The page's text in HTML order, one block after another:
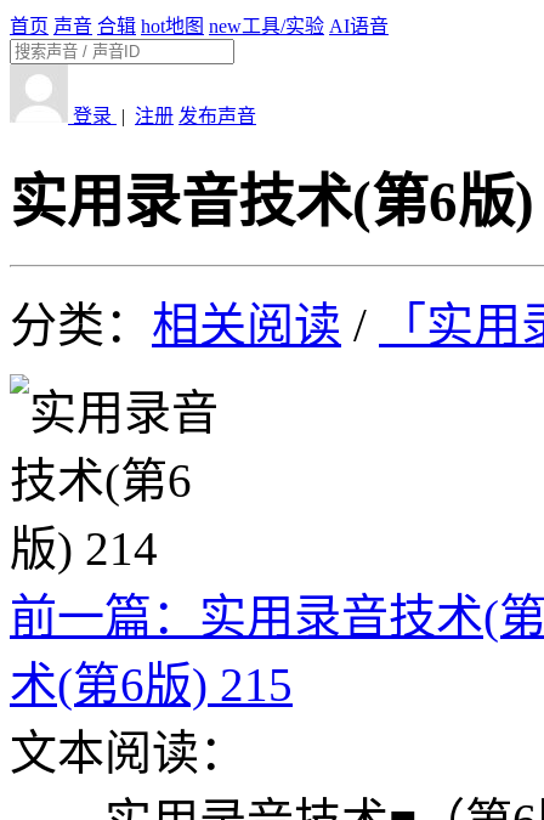
首页 声音 合辑 hot地图 new工具/实验 AI语音
登录 | 注册 发布声音
实用录音技术(第6版)
分类： 相关阅读 / 「实
前一篇：实用录音技术(
术(第6版) 215
文本阅读：